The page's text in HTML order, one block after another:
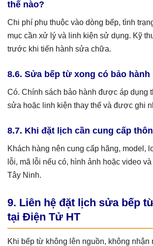
thế nào?
Chi phí phụ thuộc vào dòng bếp, tình
mục cần xử lý và linh kiện sử dụng. Kỹ
trước khi tiến hành sửa chữa.
8.6. Sửa bếp từ xong có bảo hành
Có. Chính sách bảo hành được áp dụng
sửa hoặc linh kiện thay thế và được ghi
8.7. Khi đặt lịch cần cung cấp
Khách hàng nên cung cấp hãng, model,
lỗi, mã lỗi nếu có, hình ảnh hoặc video
Tây Ninh.
9. Liên hệ đặt lịch sửa bếp
tại Điện Tử HT
Khi bếp từ không lên nguồn, không nhận